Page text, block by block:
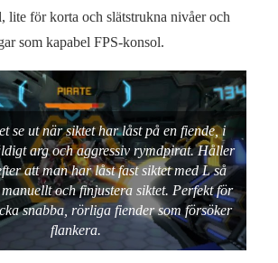
lite för korta och slätstrukna nivåer och
som kapabel FPS-konsol.
se ut när siktet har låst på en fiende, i
arg och aggressiv rymdpirat. Håller
att man har låst fast siktet med L så
och finjustera siktet. Perfekt för
snabba, rörliga fiender som försöker
flankera.